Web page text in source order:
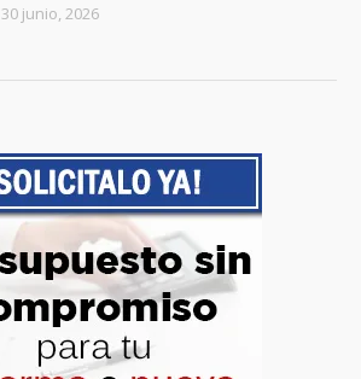
30 junio, 2026